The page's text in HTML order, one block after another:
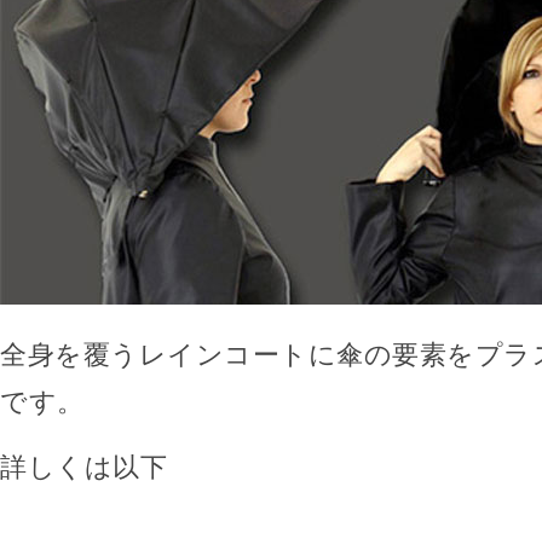
全身を覆うレインコートに傘の要素をプラ
です。
詳しくは以下